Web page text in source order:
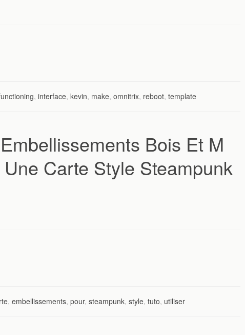
, interface, kevin, make, omnitrix, reboot, template
Bois Et M
Carte Style Steampunk
, embellissements, pour, steampunk, style, tuto, utiliser